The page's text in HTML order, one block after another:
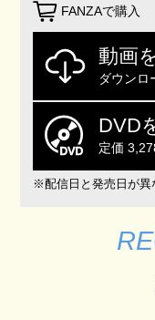
FANZAで購入
動画
ダウンロ
DVD
定価
※配信日と発売日が異